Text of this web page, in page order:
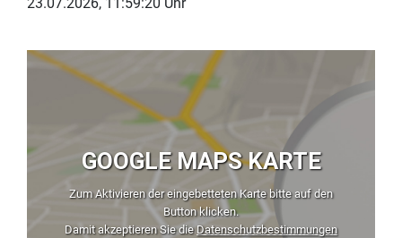
GOOGLE MAPS KARTE
Zum Aktivieren der eingebetteten Karte bitte auf den
Button klicken.
Damit akzeptieren Sie dieDatenschutzbestimmungen